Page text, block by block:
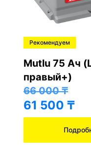
Рекомендуем
Mutlu 75 Ач
правый+)
66 000₸
61 500 ₸